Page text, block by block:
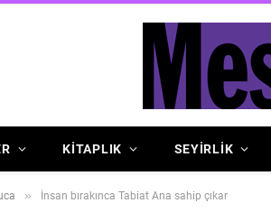
KİTAPLIK SEYİRLİK
» İnsan bırakınca Tabiat Ana sahip çıkar